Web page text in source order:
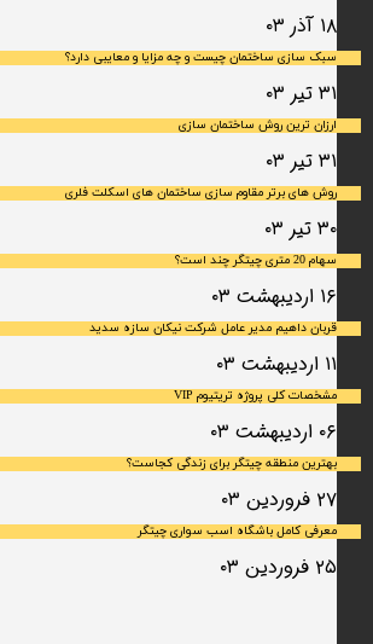
۱۸ آذر ۰۳
سبک سازی ساختمان چیست و چه مزایا و معایبی دارد؟
۳۱ تیر ۰۳
ارزان ترین روش ساختمان سازی
۳۱ تیر ۰۳
روش های برتر مقاوم سازی ساختمان های اسکلت فلری
۳۰ تیر ۰۳
سهام 20 متری چیتگر چند است؟
۱۶ اردیبهشت ۰۳
قربان داهیم مدیر عامل شرکت نیکان سازه سدید
۱۱ اردیبهشت ۰۳
مشخصات کلی پروژه تریتیوم VIP
۰۶ اردیبهشت ۰۳
بهترین منطقه چیتگر برای زندگی کجاست؟
۲۷ فروردین ۰۳
معرفی کامل باشگاه اسب سواری چیتگر
۲۵ فروردین ۰۳